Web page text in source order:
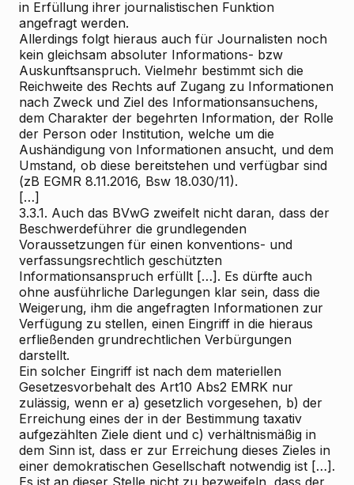
in Erfüllung ihrer journalistischen Funktion
angefragt werden.
Allerdings folgt hieraus auch für Journalisten noch
kein gleichsam absoluter Informations- bzw
Auskunftsanspruch. Vielmehr bestimmt sich die
Reichweite des Rechts auf Zugang zu Informationen
nach Zweck und Ziel des Informationsansuchens,
dem Charakter der begehrten Information, der Rolle
der Person oder Institution, welche um die
Aushändigung von Informationen ansucht, und dem
Umstand, ob diese bereitstehen und verfügbar sind
(zB EGMR 8.11.2016, Bsw 18.030/11).
[…]
3.3.1. Auch das BVwG zweifelt nicht daran, dass der
Beschwerdeführer die grundlegenden
Voraussetzungen für einen konventions- und
verfassungsrechtlich geschützten
Informationsanspruch erfüllt […]. Es dürfte auch
ohne ausführliche Darlegungen klar sein, dass die
Weigerung, ihm die angefragten Informationen zur
Verfügung zu stellen, einen Eingriff in die hieraus
erfließenden grundrechtlichen Verbürgungen
darstellt.
Ein solcher Eingriff ist nach dem materiellen
Gesetzesvorbehalt des Art10 Abs2 EMRK nur
zulässig, wenn er a) gesetzlich vorgesehen, b) der
Erreichung eines der in der Bestimmung taxativ
aufgezählten Ziele dient und c) verhältnismäßig in
dem Sinn ist, dass er zur Erreichung dieses Zieles in
einer demokratischen Gesellschaft notwendig ist […].
Es ist an dieser Stelle nicht zu bezweifeln, dass der